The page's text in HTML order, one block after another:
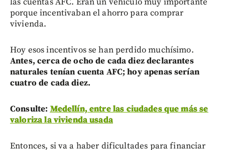
porque incentivaban el ahorro para comprar
vivienda.
Hoy esos incentivos se han perdido muchísimo.
Antes, cerca de ocho de cada diez declarantes
naturales tenían cuenta AFC; hoy apenas serían
cuatro de cada diez.
Consulte: Medellín, entre las ciudades que más se
valoriza la vivienda usada
Entonces, si va a haber dificultades para financiar